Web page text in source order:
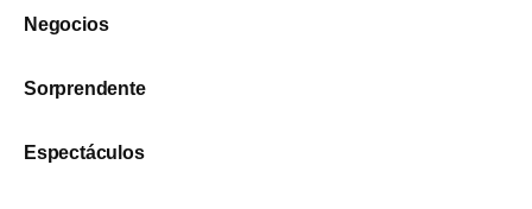
Negocios
Sorprendente
Espectáculos